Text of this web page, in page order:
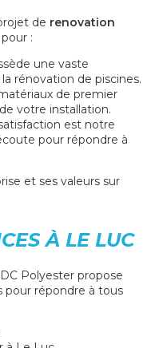
de renovation
:
une vaste
rénovation de piscines.
de premier
votre installation.
est notre
pour répondre à
et ses valeurs sur
À LE LUC
Polyester propose
répondre à tous